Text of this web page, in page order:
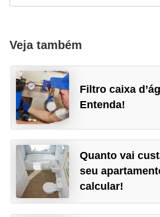
Veja também
Filtro caixa
Entenda!
Quanto vai
seu
calcular!